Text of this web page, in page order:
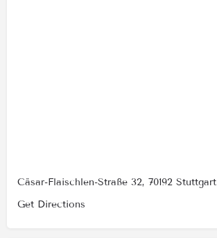
Cäsar-Flaischlen-Straße 32, 70192 Stuttgart
Get Directions